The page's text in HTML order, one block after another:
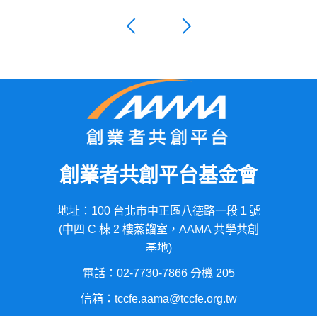
創業者共創平台基金會
地址：100 台北市中正區八德路一段１號
(中四 C 棟 2 樓蒸餾室，AAMA 共學共創
基地)
電話：02-7730-7866 分機 205
信箱：tccfe.aama@tccfe.org.tw